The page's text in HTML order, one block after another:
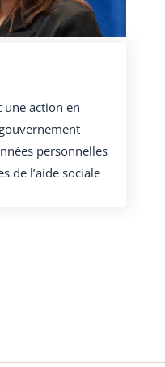
une action en
personnelles
de l’aide sociale